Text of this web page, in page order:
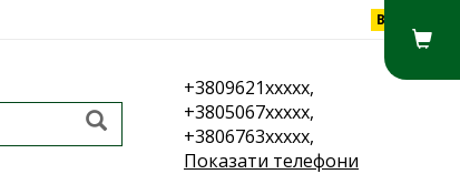
Вхід
+3809621xxxxx,
+3805067xxxxx,
+3806763xxxxx,
Показати телефони